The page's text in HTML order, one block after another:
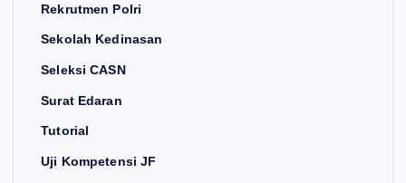
Rekrutmen Polri
Sekolah Kedinasan
Seleksi CASN
Surat Edaran
Tutorial
Uji Kompetensi JF